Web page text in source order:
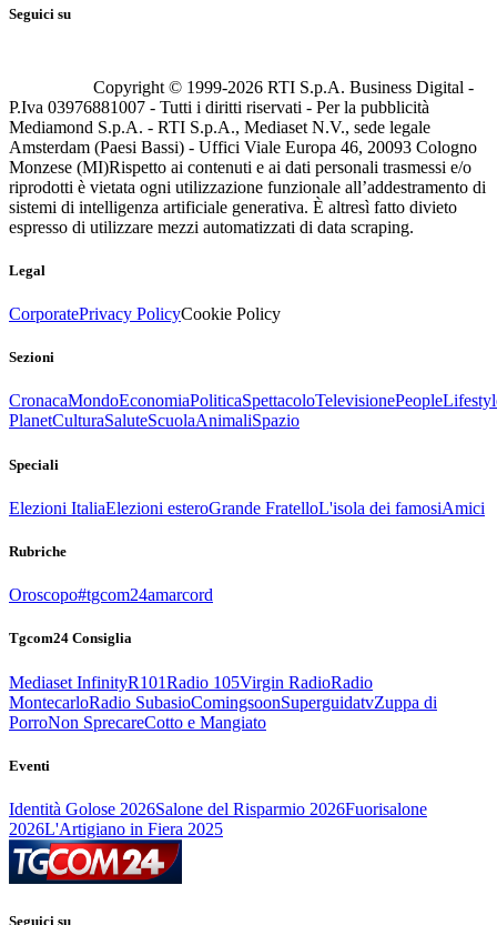
Seguici su
Copyright © 1999-2026 RTI S.p.A. Business Digital -
P.Iva 03976881007 - Tutti i diritti riservati - Per la pubblicità
Mediamond S.p.A. - RTI S.p.A., Mediaset N.V., sede legale
Amsterdam (Paesi Bassi) - Uffici Viale Europa 46, 20093 Cologno
Monzese (MI)Rispetto ai contenuti e ai dati personali trasmessi e/o
riprodotti è vietata ogni utilizzazione funzionale all’addestramento di
sistemi di intelligenza artificiale generativa. È altresì fatto divieto
espresso di utilizzare mezzi automatizzati di data scraping.
Legal
CorporatePrivacy PolicyCookie Policy
Sezioni
CronacaMondoEconomiaPoliticaSpettacoloTelevisionePeople
PlanetCulturaSaluteScuolaAnimaliSpazio
Speciali
Elezioni ItaliaElezioni esteroGrande FratelloL'isola dei famosiAmici
Rubriche
Oroscopo#tgcom24amarcord
Tgcom24 Consiglia
Mediaset InfinityR101Radio 105Virgin RadioRadio
MontecarloRadio SubasioComingsoonSuperguidatvZuppa di
PorroNon SprecareCotto e Mangiato
Eventi
Identità Golose 2026Salone del Risparmio 2026Fuorisalone
2026L'Artigiano in Fiera 2025
Seguici su